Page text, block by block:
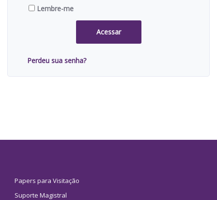
Lembre-me
Acessar
Perdeu sua senha?
Papers para Visitação
Suporte Magistral